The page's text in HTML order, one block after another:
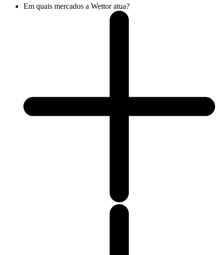
Em quais mercados a Wettor atua?